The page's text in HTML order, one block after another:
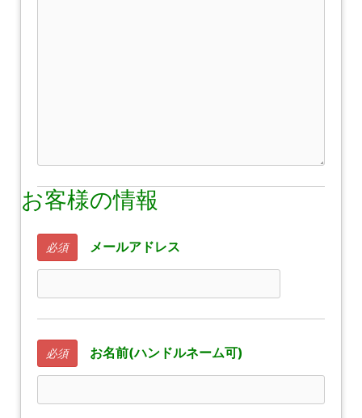
お客様の情報
必須 メールアドレス
必須 お名前(ハンドルネーム可)